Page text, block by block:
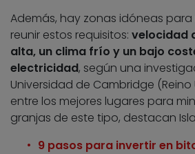
Además, hay zonas idóneas
reunir estos requisitos: velocidad
alta, un clima frío y un bajo
electricidad, según una
Universidad de Cambridge (Reino
entre los mejores lugares para
granjas de este tipo, destacan
9 pasos para invertir en